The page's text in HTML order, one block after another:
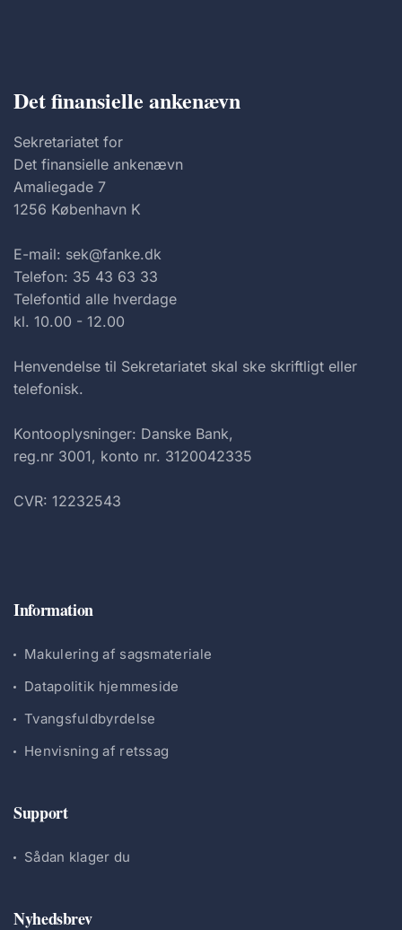
Det finansielle ankenævn
Sekretariatet for
Det finansielle ankenævn
Amaliegade 7
1256 København K
E-mail: sek@fanke.dk
Telefon: 35 43 63 33
Telefontid alle hverdage
kl. 10.00 - 12.00
Henvendelse til Sekretariatet skal ske skriftligt eller
telefonisk.
Kontooplysninger: Danske Bank,
reg.nr 3001, konto nr. 3120042335
CVR: 12232543
Information
Makulering af sagsmateriale
Datapolitik hjemmeside
Tvangsfuldbyrdelse
Henvisning af retssag
Support
Sådan klager du
Nyhedsbrev